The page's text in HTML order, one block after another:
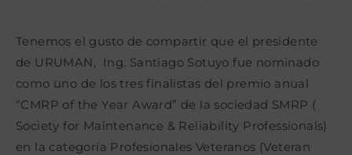
entrada:
entrada:
entrada:
Tenemos el gusto de compartir que el presidente
de URUMAN, Ing. Santiago Sotuyo fue nominado
como uno de los tres finalistas del premio anual
“CMRP of the Year Award” de la sociedad SMRP (
Society for Maintenance & Reliability Professionals)
en la categoría Profesionales Veteranos (Veteran